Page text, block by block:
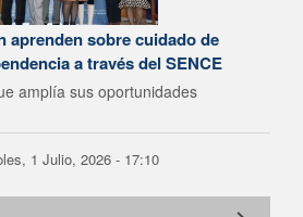
aprenden sobre cuidado de
a través del SENCE
amplía sus oportunidades
1 Julio, 2026 - 17:10